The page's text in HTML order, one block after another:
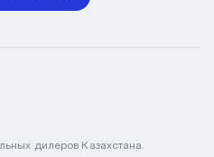
дилеров Казахстана.